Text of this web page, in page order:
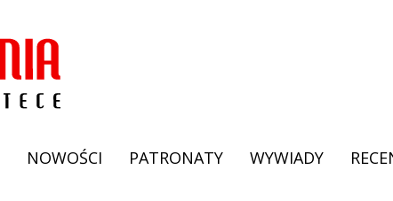
NOWOŚCI PATRONATY WYWIADY